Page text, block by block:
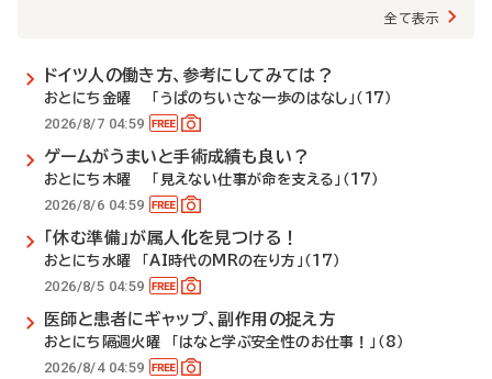
全て表示
ドイツ人の働き方、参考にしてみては？
おとにち金曜 「うぱのちいさな一歩のはなし」（17）
2026/8/7 04:59
ゲームがうまいと手術成績も良い？
おとにち木曜 「見えない仕事が命を支える」（17）
2026/8/6 04:59
「休む準備」が属人化を見つける！
おとにち水曜 「AI時代のMRの在り方」（17）
2026/8/5 04:59
医師と患者にギャップ、副作用の捉え方
おとにち隔週火曜 「はなと学ぶ安全性のお仕事！」（8）
2026/8/4 04:59